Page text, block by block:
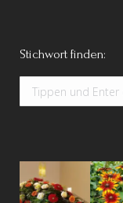
Stichwort finden:
Search: